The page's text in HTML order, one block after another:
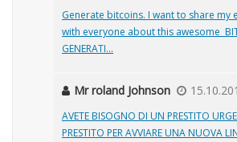
Generate bitcoins. I want to share my
with everyone about this awesome
GENERATI...
Mr roland Johnson
AVETE BISOGNO DI UN PRESTITO
PRESTITO PER AVVIARE UNA NUOVA